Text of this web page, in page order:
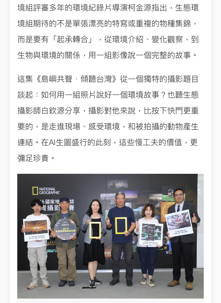
境組評審多年的環境紀錄片導演柯金源指出，生態環
境組期待的不是單張漂亮的特寫或重複的物種集錦，
而是要有「起承轉合」，從環境介紹、變化觀察，到
生物與環境的關係，用一組影像說一個完整的故事。
這集《島嶼共聲．傾聽台灣》從一個獨特的攝影題目
談起：如何用一組照片說好一個環境故事？也聽生態
攝影師白欽源分享，攝影對他來說，比按下快門更重
要的，是走進現場、感受環境，和被拍攝的動物產生
連結。在AI生圖盛行的此刻，這些慢工夫的價值，更
彌足珍貴。